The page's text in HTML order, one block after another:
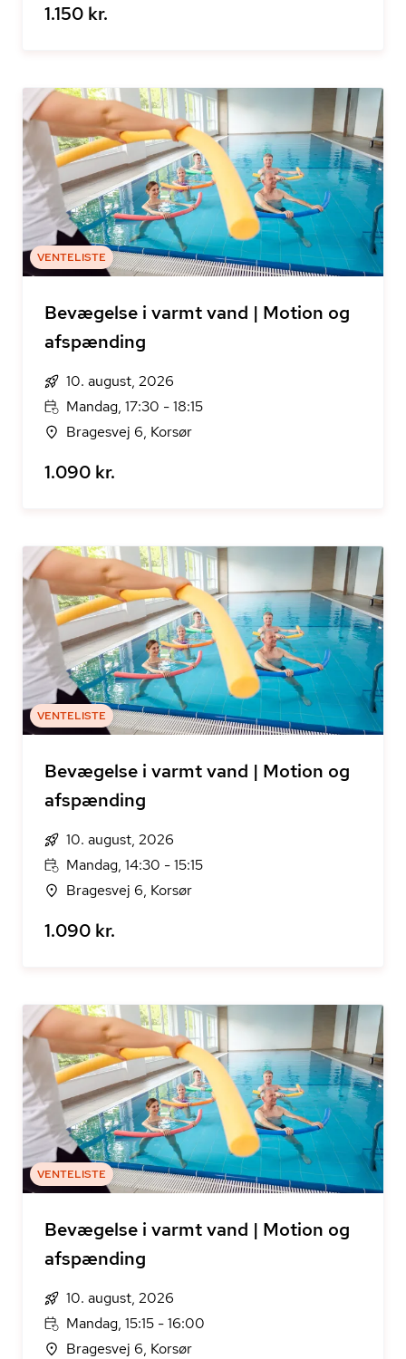
1.150 kr.
VENTELISTE
Bevægelse i varmt vand | Motion og
afspænding
10. august, 2026
Mandag, 17:30 - 18:15
Bragesvej 6, Korsør
1.090 kr.
VENTELISTE
Bevægelse i varmt vand | Motion og
afspænding
10. august, 2026
Mandag, 14:30 - 15:15
Bragesvej 6, Korsør
1.090 kr.
VENTELISTE
Bevægelse i varmt vand | Motion og
afspænding
10. august, 2026
Mandag, 15:15 - 16:00
Bragesvej 6, Korsør